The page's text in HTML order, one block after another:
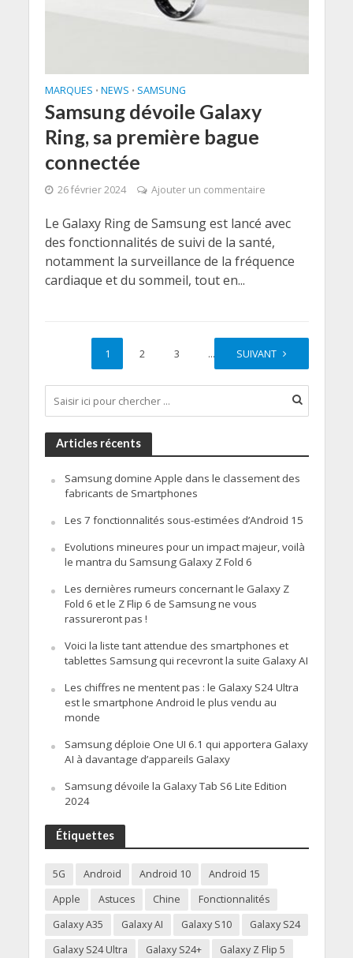
MARQUES • NEWS • SAMSUNG
Samsung dévoile Galaxy
Ring, sa première bague
connectée
26 février 2024 Ajouter un commentaire
Le Galaxy Ring de Samsung est lancé avec
des fonctionnalités de suivi de la santé,
notamment la surveillance de la fréquence
cardiaque et du sommeil, tout en...
1 2 3 … 8
SUIVANT
Articles récents
Samsung domine Apple dans le classement des
fabricants de Smartphones
Les 7 fonctionnalités sous-estimées d’Android 15
Evolutions mineures pour un impact majeur, voilà
le mantra du Samsung Galaxy Z Fold 6
Les dernières rumeurs concernant le Galaxy Z
Fold 6 et le Z Flip 6 de Samsung ne vous
rassureront pas !
Voici la liste tant attendue des smartphones et
tablettes Samsung qui recevront la suite Galaxy AI
Les chiffres ne mentent pas : le Galaxy S24 Ultra
est le smartphone Android le plus vendu au
monde
Samsung déploie One UI 6.1 qui apportera Galaxy
AI à davantage d’appareils Galaxy
Samsung dévoile la Galaxy Tab S6 Lite Edition
2024
Étiquettes
5G Android Android 10
Android 15
Apple
Astuces Chine
Fonctionnalités
Galaxy A35
Galaxy AI Galaxy S10
Galaxy S24
Galaxy S24 Ultra
Galaxy S24+
Galaxy Z Flip 5